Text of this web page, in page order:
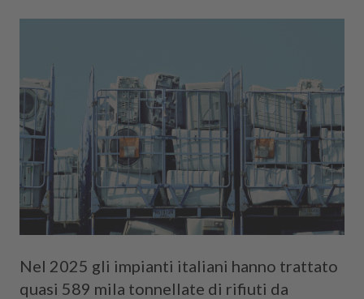
Cerca
Nel 2025 gli impianti italiani hanno trattato
quasi 589 mila tonnellate di rifiuti da